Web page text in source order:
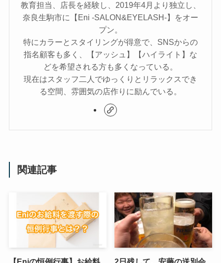
教育担当、店長を経験し、2019年4月より独立し、
奈良生駒市に【Eni -SALON&EYELASH-】をオー
プン。
特にカラーとスタイリングが得意で、SNSからの
指名顧客も多く、【アッシュ】【ハイライト】な
どを希望される方も多くなっている。
現在はスタッフ二人でゆっくりとリラックスでき
る空間、雰囲気の店作りに励んでいる。
関連記事